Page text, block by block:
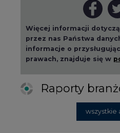
Więcej informacji
przez nas Państwa
informacje o
prawach, znajduje się w
Raporty
wszystkie